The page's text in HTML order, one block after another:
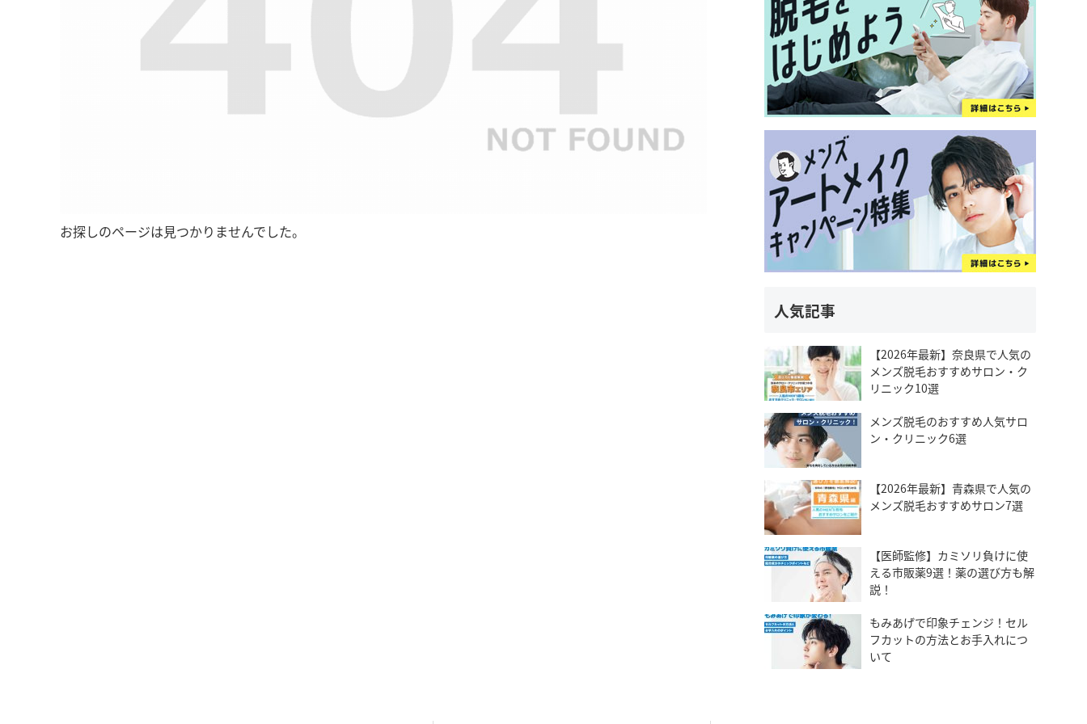
お探しのページは見つかりませんでした。
人気記事
【2026年最新】奈良県で人気の
メンズ脱毛おすすめサロン・ク
リニック10選
メンズ脱毛のおすすめ人気サロ
ン・クリニック6選
【2026年最新】青森県で人気の
メンズ脱毛おすすめサロン7選
【医師監修】カミソリ負けに使
える市販薬9選！薬の選び方も解
説！
もみあげで印象チェンジ！セル
フカットの方法とお手入れにつ
いて